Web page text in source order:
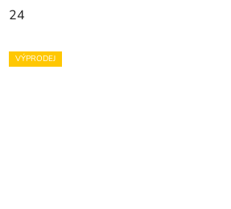
24
VÝPRODEJ